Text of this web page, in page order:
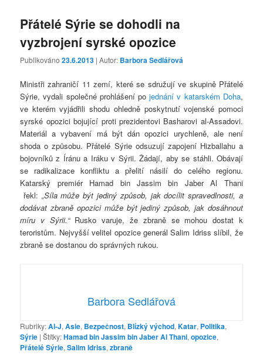
Přátelé Sýrie se dohodli na
vyzbrojení syrské opozice
Publikováno23.6.2013 | Autor: Barbora Sedlářová
Ministři zahraničí 11 zemí, které se sdružují ve skupině Přátelé
Sýrie, vydali společné prohlášení pojednání v katarském Doha,
ve kterém vyjádřili shodu ohledně poskytnutí vojenské pomoci
syrské opozici bojující proti prezidentovi Basharovi al-Assadovi.
Materiál a vybavení má být dán opozici urychleně, ale není
shoda o způsobu. Přátelé Sýrie odsuzují zapojení Hizballahu a
bojovníků z Íránu a Iráku v Sýrii. Žádají, aby se stáhli. Obávají
se radikalizace konfliktu a přelití násilí do celého regionu.
Katarský premiér Hamad bin Jassim bin Jaber Al Thani
řekl: „Síla může být jediný způsob, jak docílit spravedlnosti, a
dodávat zbraně opozici může být jediný způsob, jak dosáhnout
míru v Sýrii.“ Rusko varuje, že zbraně se mohou dostat k
teroristům. Nejvyšší velitel opozice generál Salim Idriss slíbil, že
zbraně se dostanou do správných rukou.
Barbora Sedlářová
Rubriky:Al-J,Asie, Bezpečnost, Blízký východ,Katar, Politika,
Sýrie |Štítky:Hamad bin Jassim bin Jaber Al Thani,opozice,
Přátelé Sýrie,Salim Idriss,zbraně